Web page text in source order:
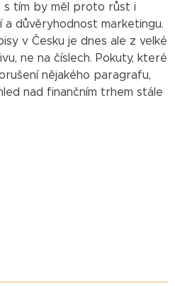
s tím by měl proto růst i
a důvěryhodnost marketingu.
v Česku je dnes ale z velké
ne na číslech. Pokuty, které
nějakého paragrafu,
nad finančním trhem stále